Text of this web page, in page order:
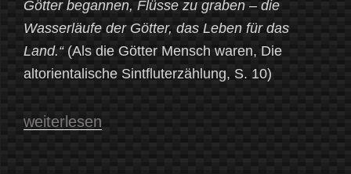
Götter begannen, Flüsse zu graben – die
Wasserläufe der Götter, das Leben für das
Land.“ (Als die Götter Mensch waren, Die
altorientalische Sintfluterzählung, S. 10)
„Vergessene
weiterlesen